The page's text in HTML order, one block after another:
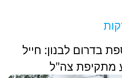
בדרום לבנון: חייל
מתקיפת צה"ל